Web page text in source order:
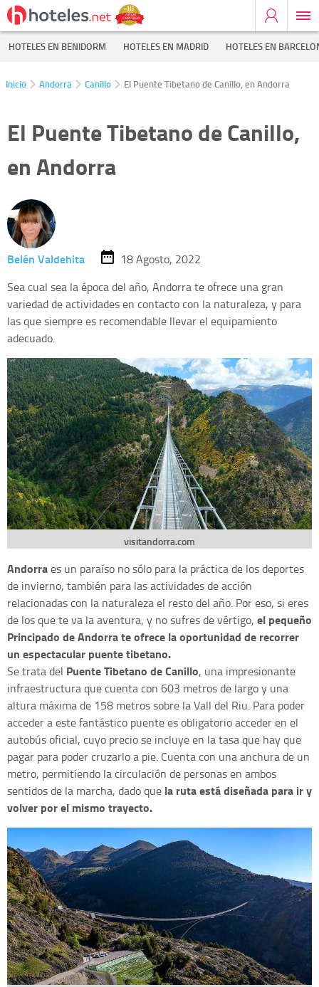
HOTELES EN BENIDORM HOTELES EN MADRID HOTELES EN
Inicio Andorra Canillo El Puente Tibetano de Canillo, en Andorra
El Puente Tibetano de Canillo,
en Andorra
Belén Valdehita
18 Agosto, 2022
Sea cual sea la época del año, Andorra te ofrece una gran
variedad de actividades en contacto con la naturaleza, y para
las que siempre es recomendable llevar el equipamiento
adecuado.
visitandorra.com
Andorraes un paraíso no sólo para la práctica de los deportes
de invierno, también para las actividades de acción
relacionadas con la naturaleza el resto del año. Por eso, si eres
de los que te va la aventura, y no sufres de vértigo, el pequeño
Principado de Andorra te ofrece la oportunidad de recorrer
un espectacular puente tibetano.
Se trata del Puente Tibetano de Canillo, una impresionante
infraestructura que cuenta con 603 metros de largo y una
altura máxima de 158 metros sobre la Vall del Riu. Para poder
acceder a este fantástico puente es obligatorio acceder en el
autobús oficial, cuyo precio se incluye en la tasa que hay que
pagar para poder cruzarlo a pie. Cuenta con una anchura de un
metro, permitiendo la circulación de personas en ambos
sentidos de la marcha, dado que la ruta está diseñada para ir y
volver por el mismo trayecto.